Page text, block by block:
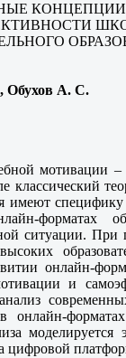
А. С.
мотивации –
классический
имеют
форматах
ситуации.
онлайн-
и
онлайн-
моделируется
цифровой